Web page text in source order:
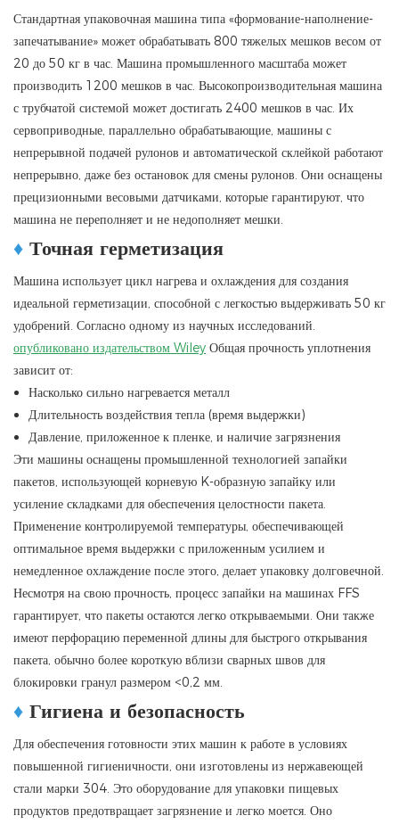
Стандартная упаковочная машина типа «формование-наполнение-
запечатывание» может обрабатывать 800 тяжелых мешков весом от
20 до 50 кг в час. Машина промышленного масштаба может
производить 1200 мешков в час. Высокопроизводительная машина
с трубчатой ​​системой может достигать 2400 мешков в час. Их
сервоприводные, параллельно обрабатывающие, машины с
непрерывной подачей рулонов и автоматической склейкой работают
непрерывно, даже без остановок для смены рулонов. Они оснащены
прецизионными весовыми датчиками, которые гарантируют, что
машина не переполняет и не недополняет мешки.
♦ Точная герметизация
Машина использует цикл нагрева и охлаждения для создания
идеальной герметизации, способной с легкостью выдерживать 50 кг
удобрений. Согласно одному из научных исследований.
опубликовано издательством Wiley Общая прочность уплотнения
зависит от:
Насколько сильно нагревается металл
Длительность воздействия тепла (время выдержки)
Давление, приложенное к пленке, и наличие загрязнения
Эти машины оснащены промышленной технологией запайки
пакетов, использующей корневую K-образную запайку или
усиление складками для обеспечения целостности пакета.
Применение контролируемой температуры, обеспечивающей
оптимальное время выдержки с приложенным усилием и
немедленное охлаждение после этого, делает упаковку долговечной.
Несмотря на свою прочность, процесс запайки на машинах FFS
гарантирует, что пакеты остаются легко открываемыми. Они также
имеют перфорацию переменной длины для быстрого открывания
пакета, обычно более короткую вблизи сварных швов для
блокировки гранул размером <0,2 мм.
♦ Гигиена и безопасность
Для обеспечения готовности этих машин к работе в условиях
повышенной гигиеничности, они изготовлены из нержавеющей
стали марки 304. Это оборудование для упаковки пищевых
продуктов предотвращает загрязнение и легко моется. Оно